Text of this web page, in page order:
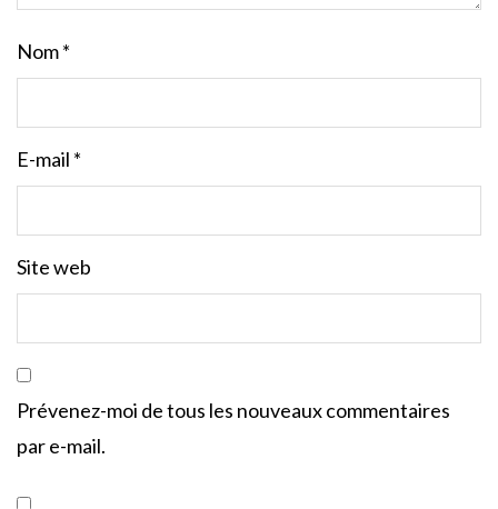
Nom*
E-mail *
Site web
Prévenez-moi de tous les nouveaux commentaires
par e-mail.